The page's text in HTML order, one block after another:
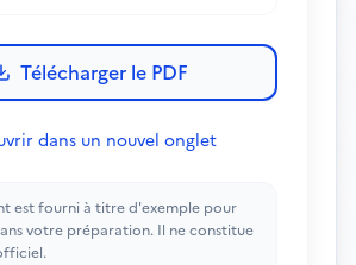
Télécharger le PDF
dans un nouvel onglet
est fourni à titre d'exemple pour
votre préparation. Il ne constitue